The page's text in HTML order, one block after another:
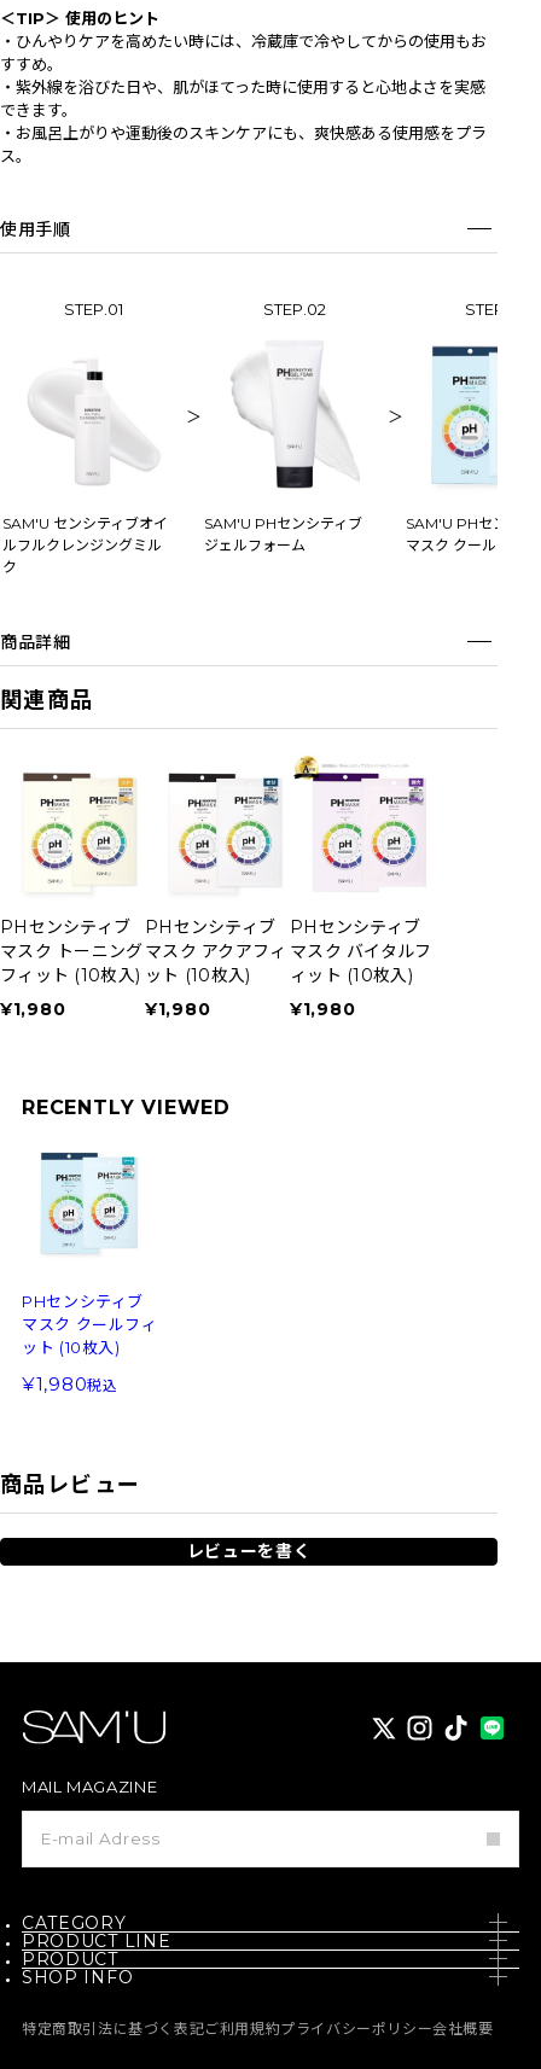
＜TIP＞ 使用のヒント
・ひんやりケアを高めたい時には、冷蔵庫で冷やしてからの使用もお
すすめ。
・紫外線を浴びた日や、肌がほてった時に使用すると心地よさを実感
できます。
・お風呂上がりや運動後のスキンケアにも、爽快感ある使用感をプラ
ス。
使用手順
STEP.01 STEP.02 STEP.03
＞ ＞
SAM'U センシティブオイ
ルフルクレンジングミル
ク
SAM'U PHセンシティブ
ジェルフォーム
SAM'U PHセンシテ
マスク クールフィ
商品詳細
関連商品
PHセンシティブ
マスク トーニング
フィット (10枚入)
¥1,980
PHセンシティブ
マスク アクアフィ
ット (10枚入)
¥1,980
PHセンシティブ
マスク バイタルフ
ィット (10枚入)
¥1,980
RECENTLY VIEWED
PHセンシティブ
マスク クールフィ
ット (10枚入)
1,980税込
商品レビュー
レビューを書く
X instagram
TikTok
MAIL MAGAZINE
ン
登
録
CATEGORY
SKIN CARE
PRODUCT LINE
PH / SENSITIVE
BORN - PANTEHENOL
PRODUCT
SHOP INFO
NEWS
特定商取引法に基づく表記ご利用規約プライバシーポリシー会社概要